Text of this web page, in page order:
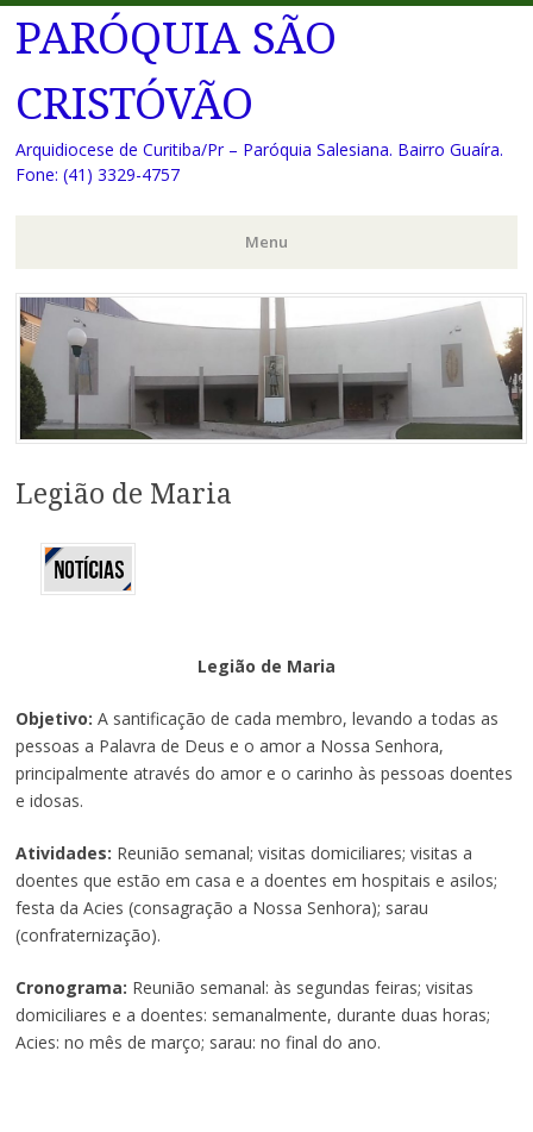
PARÓQUIA SÃO
CRISTÓVÃO
Arquidiocese de Curitiba/Pr – Paróquia Salesiana. Bairro Guaíra.
Fone: (41) 3329-4757
Menu
Pular
para
o
conteúdo
Legião de Maria
Legião de Maria
Objetivo: A santificação de cada membro, levando a todas as
pessoas a Palavra de Deus e o amor a Nossa Senhora,
principalmente através do amor e o carinho às pessoas doentes
e idosas.
Atividades: Reunião semanal; visitas domiciliares; visitas a
doentes que estão em casa e a doentes em hospitais e asilos;
festa da Acies (consagração a Nossa Senhora); sarau
(confraternização).
Cronograma: Reunião semanal: às segundas feiras; visitas
domiciliares e a doentes: semanalmente, durante duas horas;
Acies: no mês de março; sarau: no final do ano.